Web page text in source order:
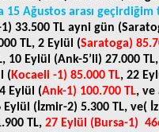
15 Ağustos arası
33.500 TL ayni gün
TL, 2 Eylül (Saratoga)
10 Eylül (Ank-5’li) 27.000
(Kocaeli -1) 85.000 TL, 22
Eylül (Ank-1) 100.700 TL, ve
Eylül (İzmir-2) 5.300 TL, ve(
TL, 27 Eylül (Bursa-1)